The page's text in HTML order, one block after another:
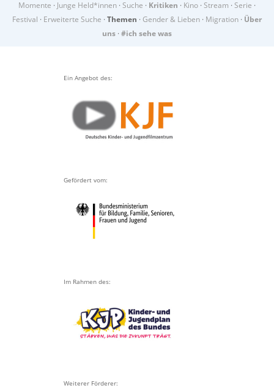
Momente · Junge Held*innen · Suche · Kritiken · Kino · Stream · Serie ·
Festival · Erweiterte Suche · Themen · Gender & Lieben · Migration · Über
uns · #ich sehe was
Ein Angebot des:
Gefördert vom:
Im Rahmen des:
Weiterer Förderer: